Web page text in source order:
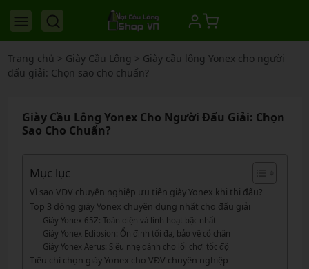
Trang chủ > Giày Cầu Lông > Giày cầu lông Yonex cho người
đấu giải: Chọn sao cho chuẩn?
Giày Cầu Lông Yonex Cho Người Đấu Giải: Chọn
Sao Cho Chuẩn?
Mục lục
Vì sao VĐV chuyên nghiệp ưu tiên giày Yonex khi thi đấu?
Top 3 dòng giày Yonex chuyên dụng nhất cho đấu giải
Giày Yonex 65Z: Toàn diện và linh hoạt bậc nhất
Giày Yonex Eclipsion: Ổn định tối đa, bảo vệ cổ chân
Giày Yonex Aerus: Siêu nhẹ dành cho lối chơi tốc độ
Tiêu chí chọn giày Yonex cho VĐV chuyên nghiệp